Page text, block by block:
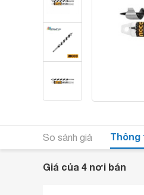
So sánh giá Thông
Giá của 4 nơi bán